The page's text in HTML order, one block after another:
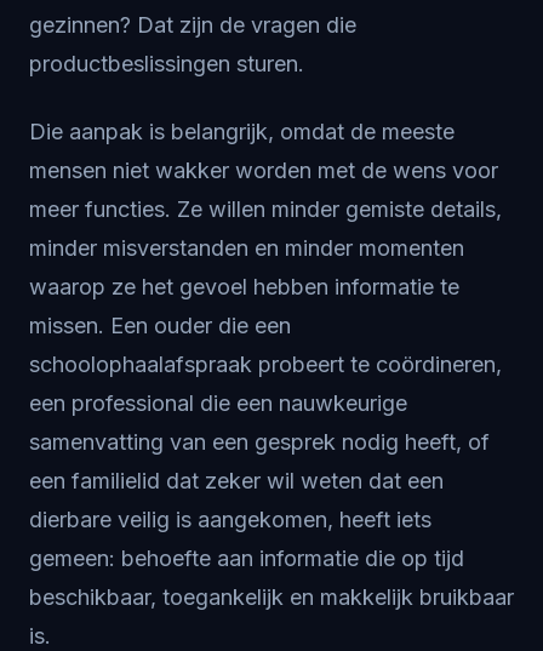
gezinnen? Dat zijn de vragen die
productbeslissingen sturen.
Die aanpak is belangrijk, omdat de meeste
mensen niet wakker worden met de wens voor
meer functies. Ze willen minder gemiste details,
minder misverstanden en minder momenten
waarop ze het gevoel hebben informatie te
missen. Een ouder die een
schoolophaalafspraak probeert te coördineren,
een professional die een nauwkeurige
samenvatting van een gesprek nodig heeft, of
een familielid dat zeker wil weten dat een
dierbare veilig is aangekomen, heeft iets
gemeen: behoefte aan informatie die op tijd
beschikbaar, toegankelijk en makkelijk bruikbaar
is.